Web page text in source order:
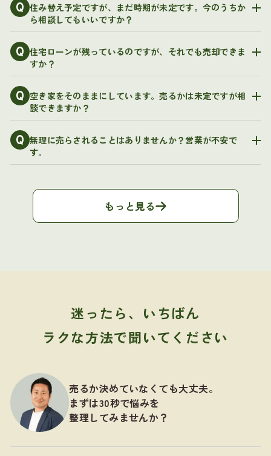
Q 住み替え予定ですが、まだ時期が未定です。今のうちか
ら相談してもいいですか？
Q 住宅ローンが残っているのですが、それでも売却できま
すか？
Q 空き家をそのままにしています。売るかは未定ですが相
談できますか？
Q 無理に売らされることはありませんか？営業が不安で
す。
もっと見る
迷ったら、いちばん
ラクな方法で聞いてください
売るか決めていなくても大丈夫。
まずは30秒で悩みを
整理してみませんか？